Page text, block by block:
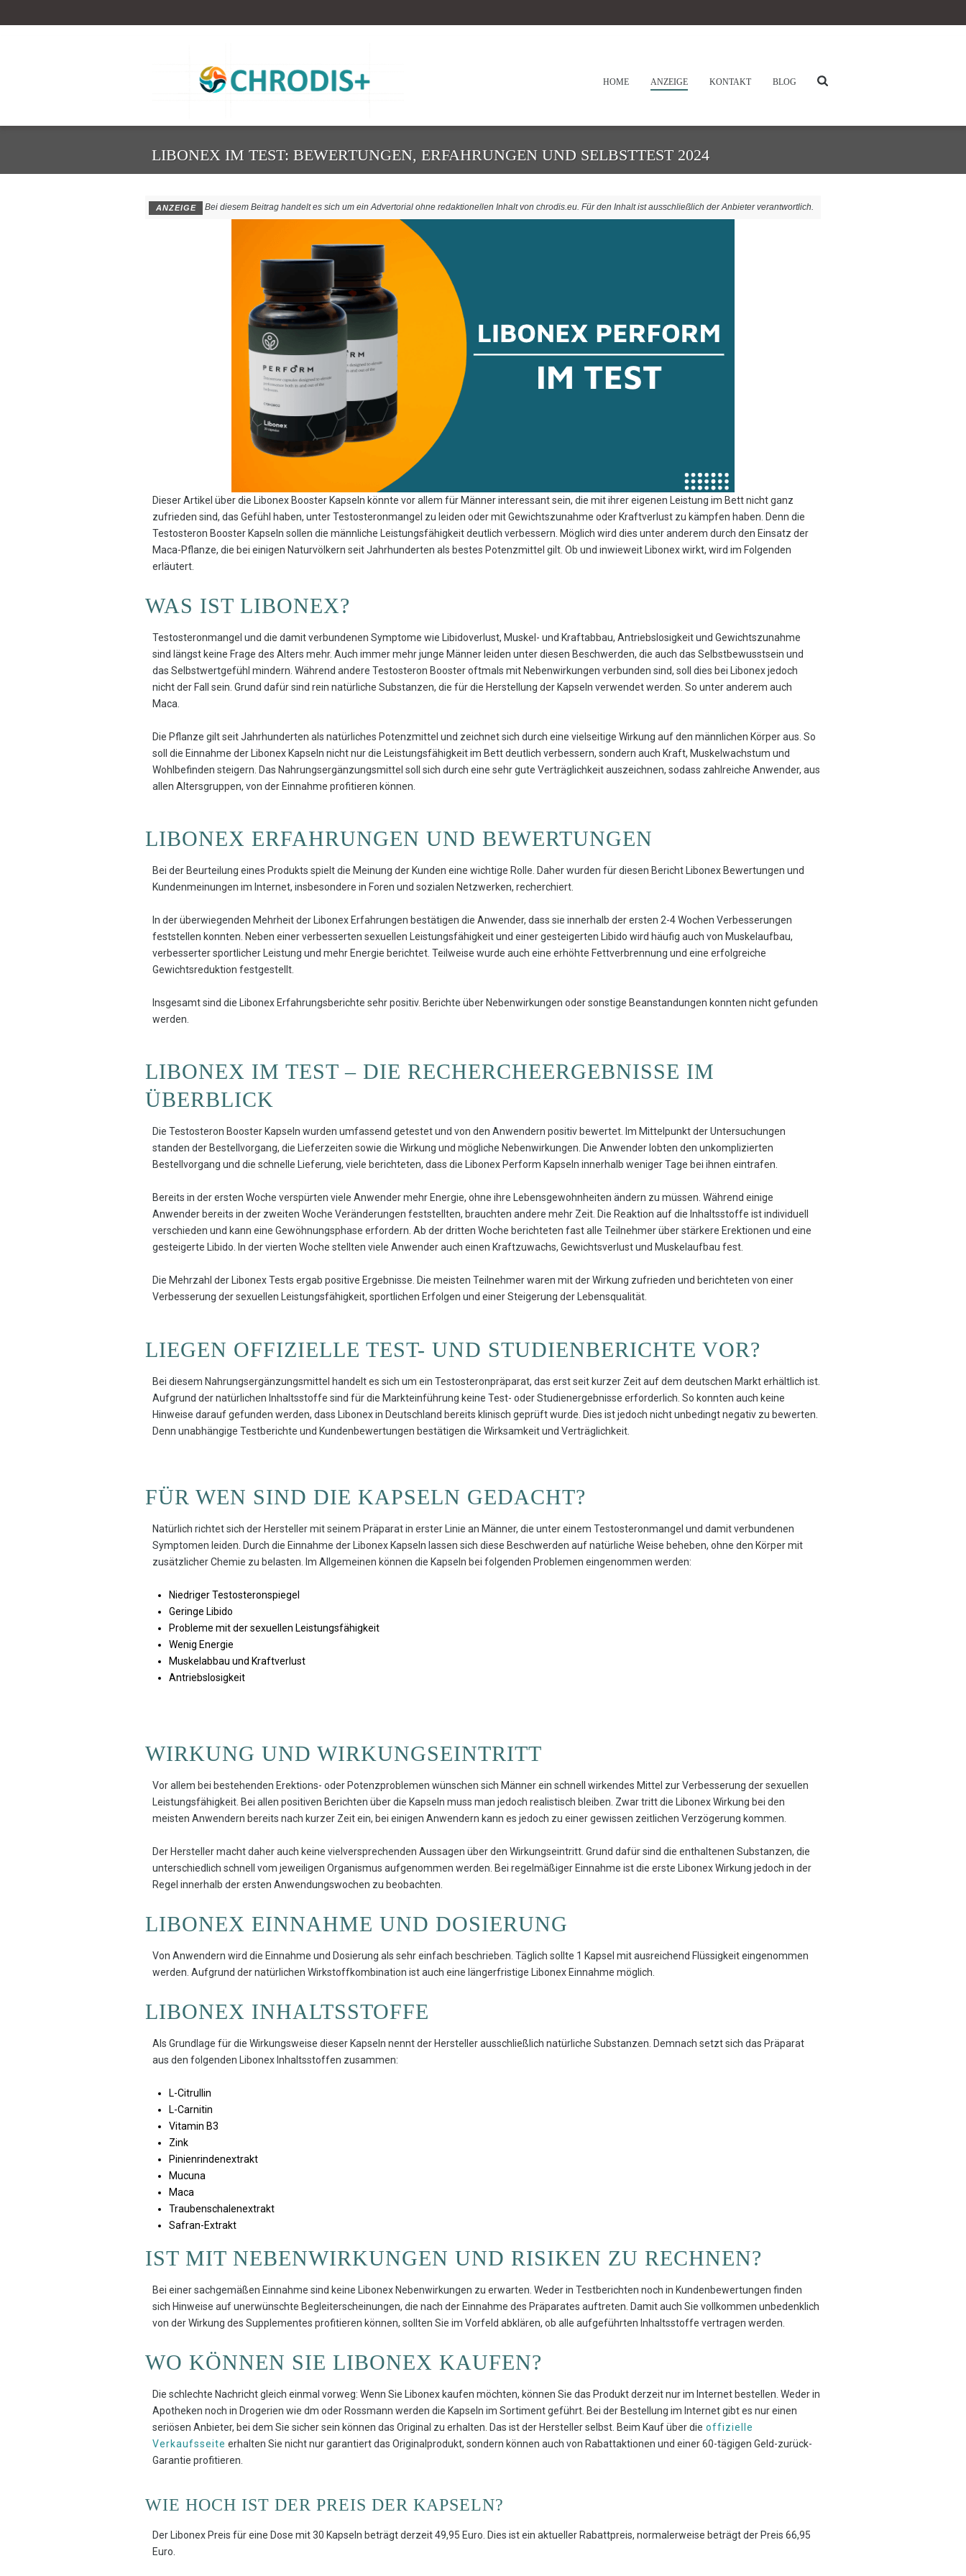
HOME ANZEIGE KONTAKT BLOG
LIBONEX IM TEST: BEWERTUNGEN, ERFAHRUNGEN UND SELBSTTEST 2024
ANZEIGE Bei diesem Beitrag handelt es sich um ein Advertorial ohne redaktionellen Inhalt von chrodis.eu. Für den Inhalt ist ausschließlich der Anbieter verantwortlich.
Dieser Artikel über die Libonex Booster Kapseln könnte vor allem für Männer interessant sein, die mit ihrer eigenen Leistung im Bett nicht ganz
zufrieden sind, das Gefühl haben, unter Testosteronmangel zu leiden oder mit Gewichtszunahme oder Kraftverlust zu kämpfen haben. Denn die
Testosteron Booster Kapseln sollen die männliche Leistungsfähigkeit deutlich verbessern. Möglich wird dies unter anderem durch den Einsatz der
Maca-Pflanze, die bei einigen Naturvölkern seit Jahrhunderten als bestes Potenzmittel gilt. Ob und inwieweit Libonex wirkt, wird im Folgenden
erläutert.
WAS IST LIBONEX?
Testosteronmangel und die damit verbundenen Symptome wie Libidoverlust, Muskel- und Kraftabbau, Antriebslosigkeit und Gewichtszunahme
sind längst keine Frage des Alters mehr. Auch immer mehr junge Männer leiden unter diesen Beschwerden, die auch das Selbstbewusstsein und
das Selbstwertgefühl mindern. Während andere Testosteron Booster oftmals mit Nebenwirkungen verbunden sind, soll dies bei Libonex jedoch
nicht der Fall sein. Grund dafür sind rein natürliche Substanzen, die für die Herstellung der Kapseln verwendet werden. So unter anderem auch
Maca.
Die Pflanze gilt seit Jahrhunderten als natürliches Potenzmittel und zeichnet sich durch eine vielseitige Wirkung auf den männlichen Körper aus. So
soll die Einnahme der Libonex Kapseln nicht nur die Leistungsfähigkeit im Bett deutlich verbessern, sondern auch Kraft, Muskelwachstum und
Wohlbefinden steigern. Das Nahrungsergänzungsmittel soll sich durch eine sehr gute Verträglichkeit auszeichnen, sodass zahlreiche Anwender, aus
allen Altersgruppen, von der Einnahme profitieren können.
LIBONEX ERFAHRUNGEN UND BEWERTUNGEN
Bei der Beurteilung eines Produkts spielt die Meinung der Kunden eine wichtige Rolle. Daher wurden für diesen Bericht Libonex Bewertungen und
Kundenmeinungen im Internet, insbesondere in Foren und sozialen Netzwerken, recherchiert.
In der überwiegenden Mehrheit der Libonex Erfahrungen bestätigen die Anwender, dass sie innerhalb der ersten 2-4 Wochen Verbesserungen
feststellen konnten. Neben einer verbesserten sexuellen Leistungsfähigkeit und einer gesteigerten Libido wird häufig auch von Muskelaufbau,
verbesserter sportlicher Leistung und mehr Energie berichtet. Teilweise wurde auch eine erhöhte Fettverbrennung und eine erfolgreiche
Gewichtsreduktion festgestellt.
Insgesamt sind die Libonex Erfahrungsberichte sehr positiv. Berichte über Nebenwirkungen oder sonstige Beanstandungen konnten nicht gefunden
werden.
LIBONEX IM TEST – DIE RECHERCHEERGEBNISSE IM
ÜBERBLICK
Die Testosteron Booster Kapseln wurden umfassend getestet und von den Anwendern positiv bewertet. Im Mittelpunkt der Untersuchungen
standen der Bestellvorgang, die Lieferzeiten sowie die Wirkung und mögliche Nebenwirkungen. Die Anwender lobten den unkomplizierten
Bestellvorgang und die schnelle Lieferung, viele berichteten, dass die Libonex Perform Kapseln innerhalb weniger Tage bei ihnen eintrafen.
Bereits in der ersten Woche verspürten viele Anwender mehr Energie, ohne ihre Lebensgewohnheiten ändern zu müssen. Während einige
Anwender bereits in der zweiten Woche Veränderungen feststellten, brauchten andere mehr Zeit. Die Reaktion auf die Inhaltsstoffe ist individuell
verschieden und kann eine Gewöhnungsphase erfordern. Ab der dritten Woche berichteten fast alle Teilnehmer über stärkere Erektionen und eine
gesteigerte Libido. In der vierten Woche stellten viele Anwender auch einen Kraftzuwachs, Gewichtsverlust und Muskelaufbau fest.
Die Mehrzahl der Libonex Tests ergab positive Ergebnisse. Die meisten Teilnehmer waren mit der Wirkung zufrieden und berichteten von einer
Verbesserung der sexuellen Leistungsfähigkeit, sportlichen Erfolgen und einer Steigerung der Lebensqualität.
LIEGEN OFFIZIELLE TEST- UND STUDIENBERICHTE VOR?
Bei diesem Nahrungsergänzungsmittel handelt es sich um ein Testosteronpräparat, das erst seit kurzer Zeit auf dem deutschen Markt erhältlich ist.
Aufgrund der natürlichen Inhaltsstoffe sind für die Markteinführung keine Test- oder Studienergebnisse erforderlich. So konnten auch keine
Hinweise darauf gefunden werden, dass Libonex in Deutschland bereits klinisch geprüft wurde. Dies ist jedoch nicht unbedingt negativ zu bewerten.
Denn unabhängige Testberichte und Kundenbewertungen bestätigen die Wirksamkeit und Verträglichkeit.
FÜR WEN SIND DIE KAPSELN GEDACHT?
Natürlich richtet sich der Hersteller mit seinem Präparat in erster Linie an Männer, die unter einem Testosteronmangel und damit verbundenen
Symptomen leiden. Durch die Einnahme der Libonex Kapseln lassen sich diese Beschwerden auf natürliche Weise beheben, ohne den Körper mit
zusätzlicher Chemie zu belasten. Im Allgemeinen können die Kapseln bei folgenden Problemen eingenommen werden:
Niedriger Testosteronspiegel
Geringe Libido
Probleme mit der sexuellen Leistungsfähigkeit
Wenig Energie
Muskelabbau und Kraftverlust
Antriebslosigkeit
WIRKUNG UND WIRKUNGSEINTRITT
Vor allem bei bestehenden Erektions- oder Potenzproblemen wünschen sich Männer ein schnell wirkendes Mittel zur Verbesserung der sexuellen
Leistungsfähigkeit. Bei allen positiven Berichten über die Kapseln muss man jedoch realistisch bleiben. Zwar tritt die Libonex Wirkung bei den
meisten Anwendern bereits nach kurzer Zeit ein, bei einigen Anwendern kann es jedoch zu einer gewissen zeitlichen Verzögerung kommen.
Der Hersteller macht daher auch keine vielversprechenden Aussagen über den Wirkungseintritt. Grund dafür sind die enthaltenen Substanzen, die
unterschiedlich schnell vom jeweiligen Organismus aufgenommen werden. Bei regelmäßiger Einnahme ist die erste Libonex Wirkung jedoch in der
Regel innerhalb der ersten Anwendungswochen zu beobachten.
LIBONEX EINNAHME UND DOSIERUNG
Von Anwendern wird die Einnahme und Dosierung als sehr einfach beschrieben. Täglich sollte 1 Kapsel mit ausreichend Flüssigkeit eingenommen
werden. Aufgrund der natürlichen Wirkstoffkombination ist auch eine längerfristige Libonex Einnahme möglich.
LIBONEX INHALTSSTOFFE
Als Grundlage für die Wirkungsweise dieser Kapseln nennt der Hersteller ausschließlich natürliche Substanzen. Demnach setzt sich das Präparat
aus den folgenden Libonex Inhaltsstoffen zusammen:
L-Citrullin
L-Carnitin
Vitamin B3
Zink
Pinienrindenextrakt
Mucuna
Maca
Traubenschalenextrakt
Safran-Extrakt
IST MIT NEBENWIRKUNGEN UND RISIKEN ZU RECHNEN?
Bei einer sachgemäßen Einnahme sind keine Libonex Nebenwirkungen zu erwarten. Weder in Testberichten noch in Kundenbewertungen finden
sich Hinweise auf unerwünschte Begleiterscheinungen, die nach der Einnahme des Präparates auftreten. Damit auch Sie vollkommen unbedenklich
von der Wirkung des Supplementes profitieren können, sollten Sie im Vorfeld abklären, ob alle aufgeführten Inhaltsstoffe vertragen werden.
WO KÖNNEN SIE LIBONEX KAUFEN?
Die schlechte Nachricht gleich einmal vorweg: Wenn Sie Libonex kaufen möchten, können Sie das Produkt derzeit nur im Internet bestellen. Weder in
Apotheken noch in Drogerien wie dm oder Rossmann werden die Kapseln im Sortiment geführt. Bei der Bestellung im Internet gibt es nur einen
seriösen Anbieter, bei dem Sie sicher sein können das Original zu erhalten. Das ist der Hersteller selbst. Beim Kauf über die offizielle
Verkaufsseite erhalten Sie nicht nur garantiert das Originalprodukt, sondern können auch von Rabattaktionen und einer 60-tägigen Geld-zurück-
Garantie profitieren.
WIE HOCH IST DER PREIS DER KAPSELN?
Der Libonex Preis für eine Dose mit 30 Kapseln beträgt derzeit 49,95 Euro. Dies ist ein aktueller Rabattpreis, normalerweise beträgt der Preis 66,95
Euro.